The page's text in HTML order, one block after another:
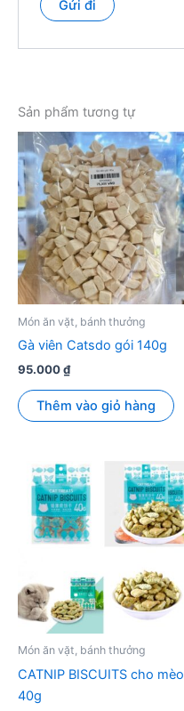
Sản phẩm tương tự
Món ăn vặt, bánh thưởng
Gà viên Catsdo gói 140g
95.000₫
Thêm vào giỏ hàng
Món ăn vặt, bánh thưởng
CATNIP BISCUITS cho mèo
40g